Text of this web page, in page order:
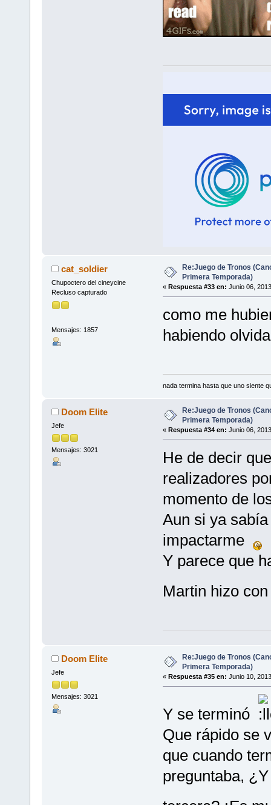
cat_soldier
Chupoctero del cineycine
Recluso capturado
Mensajes: 1857
Re:Juego de Tronos
Primera Temporada)
« Respuesta #33 en: Junio 06,
como me
habiendo
nada termina hasta que uno siente
Doom Elite
Jefe
Mensajes: 3021
Re:Juego de Tronos
Primera Temporada)
« Respuesta #34 en: Junio 06,
He de decir
realizadores
momento de
Aun si ya
impactarme
Y parece que
Martin hizo
Doom Elite
Jefe
Mensajes: 3021
Re:Juego de Tronos
Primera Temporada)
« Respuesta #35 en: Junio 10,
Y se terminó
Que rápido se
que cuando
preguntaba,